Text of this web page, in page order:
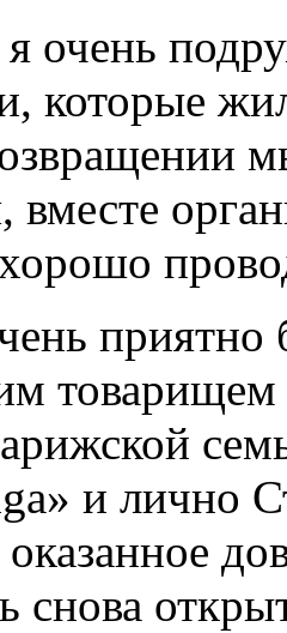
очень
которые
вместе
приятно
товарищем
и лично
оказанное
снова